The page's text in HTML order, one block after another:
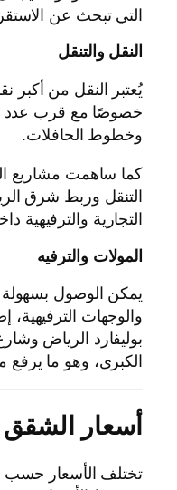
التي تبحث عن
النقل والتنقل
يُعتبر النقل من أكبر
خصوصًا مع قرب عدد
وخطوط الحافلات.
كما ساهمت مشاريع
التنقل وربط شرق
التجارية والترفيهية
المولات والترفيه
يمكن الوصول
والوجهات
بوليفارد الرياض
الكبرى، وهو ما يرفع
أسعار
تختلف الأسعار